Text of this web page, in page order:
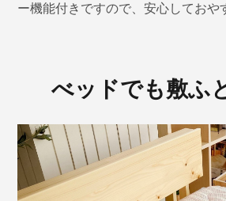
ー機能付き ですので、安心しておや
べッドでも敷ふ